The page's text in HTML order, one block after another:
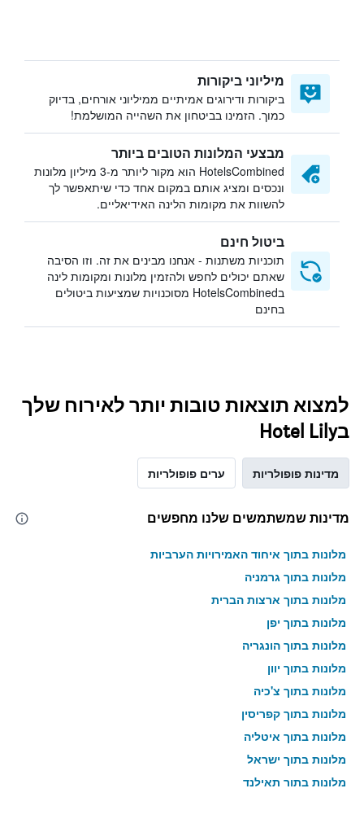
מיליוני ביקורות
ביקורות ודירוגים אמיתיים ממיליוני אורחים, בדיוק
כמוך. הזמינו בביטחון את השהייה המושלמת!
מבצעי המלונות הטובים ביותר
HotelsCombined הוא מקור ליותר מ-3 מיליון מלונות
ונכסים ומציג אותם במקום אחד כדי שיתאפשר לך
להשוות את מקומות הלינה האידיאליים.
ביטול חינם
תוכניות משתנות - אנחנו מבינים את זה. וזו הסיבה
שאתם יכולים לחפש ולהזמין מלונות ומקומות לינה
בHotelsCombined מסוכנויות שמציעות ביטולים
בחינם
למצוא תוצאות טובות יותר לאירוח שלך
בHotel Lily
מדינות פופולריות ערים פופולריות
מדינות שמשתמשים שלנו מחפשים
מלונות בתוך איחוד האמירויות הערביות
מלונות בתוך גרמניה
מלונות בתוך ארצות הברית
מלונות בתוך יפן
מלונות בתוך הונגריה
מלונות בתוך יוון
מלונות בתוך צ'כיה
מלונות בתוך קפריסין
מלונות בתוך איטליה
מלונות בתוך ישראל
מלונות בתוך תאילנד